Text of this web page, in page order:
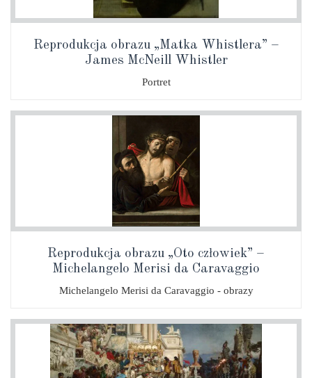
Reprodukcja obrazu „Matka Whistlera” –
James McNeill Whistler
Portret
Reprodukcja obrazu „Oto człowiek” –
Michelangelo Merisi da Caravaggio
Michelangelo Merisi da Caravaggio - obrazy